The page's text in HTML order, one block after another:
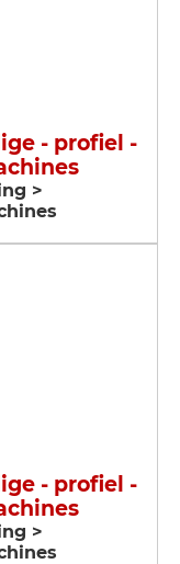
- profiel -
>
- profiel -
>